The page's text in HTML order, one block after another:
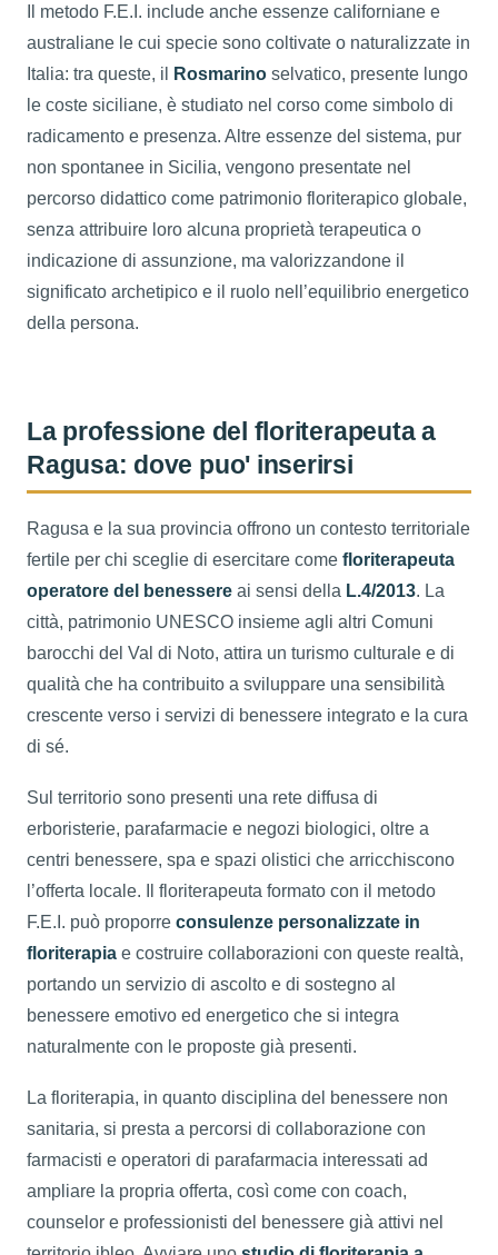
Il metodo F.E.I. include anche essenze californiane e
australiane le cui specie sono coltivate o naturalizzate in
Italia: tra queste, il
Rosmarino selvatico, presente lungo
le coste siciliane, è studiato nel corso come simbolo di
radicamento e presenza. Altre essenze del sistema, pur
non spontanee in Sicilia, vengono presentate nel
percorso didattico come patrimonio floriterapico globale,
senza attribuire loro alcuna proprietà terapeutica o
indicazione di assunzione, ma valorizzandone il
significato archetipico e il ruolo nell’equilibrio energetico
della persona.
La professione del floriterapeuta a
Ragusa: dove puo' inserirsi
Ragusa e la sua provincia offrono un contesto territoriale
fertile per chi sceglie di esercitare come floriterapeuta
operatore del benessere ai sensi della L.4/2013. La
città, patrimonio UNESCO insieme agli altri Comuni
barocchi del Val di Noto, attira un turismo culturale e di
qualità che ha contribuito a sviluppare una sensibilità
crescente verso i servizi di benessere integrato e la cura
di sé.
Sul territorio sono presenti una rete diffusa di
erboristerie, parafarmacie e negozi biologici, oltre a
centri benessere, spa e spazi olistici che arricchiscono
l’offerta locale. Il floriterapeuta formato con il metodo
F.E.I. può proporre consulenze personalizzate in
floriterapia e costruire collaborazioni con queste realtà,
portando un servizio di ascolto e di sostegno al
benessere emotivo ed energetico che si integra
naturalmente con le proposte già presenti.
La floriterapia, in quanto disciplina del benessere non
sanitaria, si presta a percorsi di collaborazione con
farmacisti e operatori di parafarmacia interessati ad
ampliare la propria offerta, così come con coach,
counselor e professionisti del benessere già attivi nel